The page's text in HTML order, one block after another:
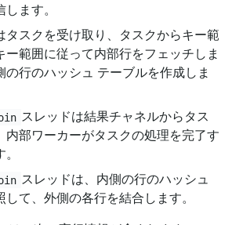
ます。
タスクを受け取り、タスクからキー範
ー範囲に従って内部行をフェッチしま
の行のハッシュ テーブルを作成しま
スレッドは結果チャネルからタス
内部ワーカーがタスクの処理を完了す
スレッドは、内側の行のハッシュ
して、外側の各行を結合します。